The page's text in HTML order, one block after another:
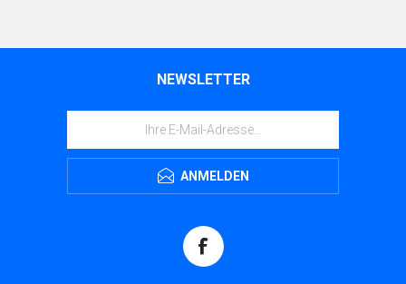
NEWSLETTER
ANMELDEN